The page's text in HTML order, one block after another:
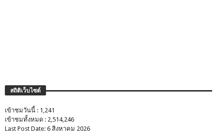
สถิติเว็บไซต์
เข้าชมวันนี้ : 1,241
เข้าชมทั้งหมด : 2,514,246
Last Post Date: 6 สิงหาคม 2026